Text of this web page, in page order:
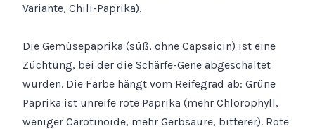
Variante, Chili-Paprika).
Die Gemüsepaprika (süß, ohne Capsaicin) ist eine
Züchtung, bei der die Schärfe-Gene abgeschaltet
wurden. Die Farbe hängt vom Reifegrad ab: Grüne
Paprika ist unreife rote Paprika (mehr Chlorophyll,
weniger Carotinoide, mehr Gerbsäure, bitterer). Rote